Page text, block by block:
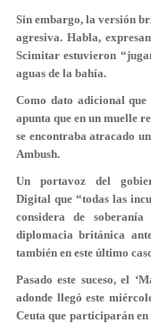
Sin embargo, la versión
agresiva. Habla,
Scimitar estuvieron
aguas de la bahía.
Como dato adicional
apunta que en un muelle
se encontraba atracado
Ambush.
Un portavoz del
Digital que “todas las
considera de
diplomacia británica
también en este último
Pasado este suceso, el
adonde llegó este
Ceuta que participarán